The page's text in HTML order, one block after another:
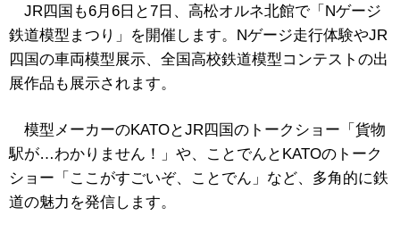
JR四国も6月6日と7日、高松オルネ北館で「Nゲージ
鉄道模型まつり」を開催します。Nゲージ走行体験やJR
四国の車両模型展示、全国高校鉄道模型コンテストの出
展作品も展示されます。
模型メーカーのKATOとJR四国のトークショー「貨物
駅が…わかりません！」や、ことでんとKATOのトーク
ショー「ここがすごいぞ、ことでん」など、多角的に鉄
道の魅力を発信します。